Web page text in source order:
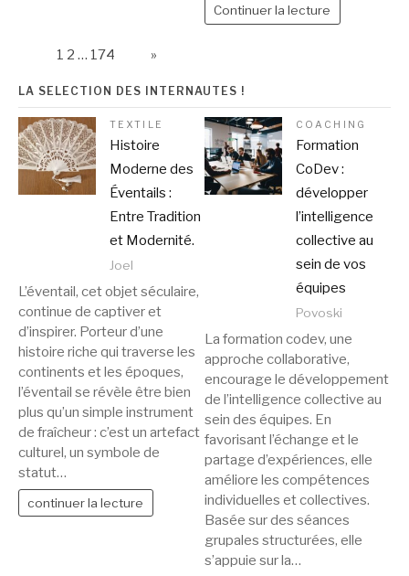
Continuer la lecture
1 2 … 174 »
LA SELECTION DES INTERNAUTES !
TEXTILE
Histoire
Moderne des
Éventails :
Entre Tradition
et Modernité.
Joel
L’éventail, cet objet séculaire,
continue de captiver et
d’inspirer. Porteur d’une
histoire riche qui traverse les
continents et les époques,
l’éventail se révèle être bien
plus qu’un simple instrument
de fraîcheur : c’est un artefact
culturel, un symbole de
statut…
continuer la lecture
COACHING
Formation
CoDev :
développer
l’intelligence
collective au
sein de vos
équipes
Povoski
La formation codev, une
approche collaborative,
encourage le développement
de l’intelligence collective au
sein des équipes. En
favorisant l’échange et le
partage d’expériences, elle
améliore les compétences
individuelles et collectives.
Basée sur des séances
grupales structurées, elle
s’appuie sur la…